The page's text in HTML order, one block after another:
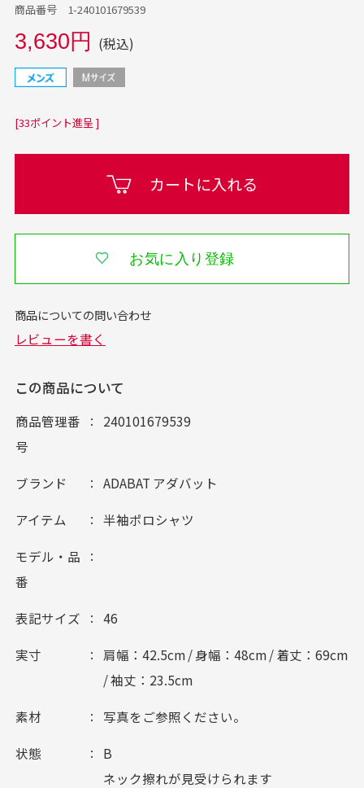
商品番号 1-240101679539
3,630円 (税込)
[33ポイント進呈 ]
カートに入れる
お気に入り登録
この商品について
商品管理番
号
240101679539
ブランド ADABAT アダバット
アイテム 半袖ポロシャツ
モデル・品
番
表記サイズ 46
実寸
肩幅：42.5cm / 身幅：48cm / 着丈：69cm
/ 袖丈：23.5cm
素材 写真をご参照ください。
状態
B
ネック擦れが見受けられます